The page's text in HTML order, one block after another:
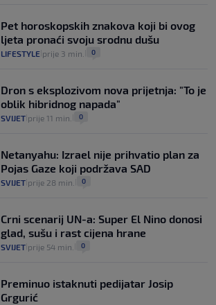
Pet horoskopskih znakova koji bi ovog
ljeta pronaći svoju srodnu dušu
LIFESTYLE prije 3 min. 0
Dron s eksplozivom nova prijetnja: "To je
oblik hibridnog napada"
SVIJET prije 11 min. 0
Netanyahu: Izrael nije prihvatio plan za
Pojas Gaze koji podržava SAD
SVIJET prije 28 min. 0
Crni scenarij UN-a: Super El Nino donosi
glad, sušu i rast cijena hrane
SVIJET prije 54 min. 0
Preminuo istaknuti pedijatar Josip
Grgurić